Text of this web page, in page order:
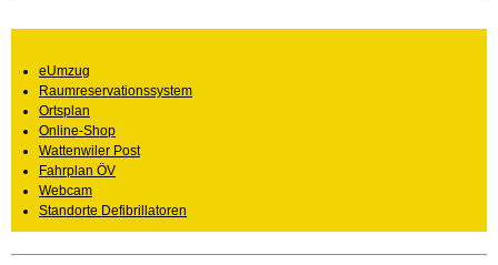
eUmzug
Raumreservationssystem
Ortsplan
Online-Shop
Wattenwiler Post
Fahrplan ÖV
Webcam
Standorte Defibrillatoren